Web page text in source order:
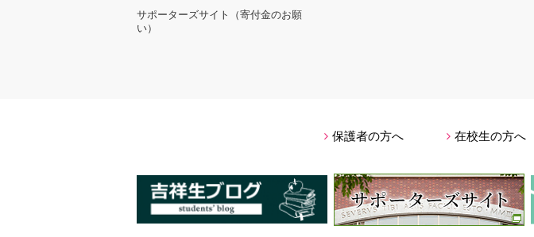
サポーターズサイト（寄付金のお願
い）
保護者の方へ 在校生の方へ